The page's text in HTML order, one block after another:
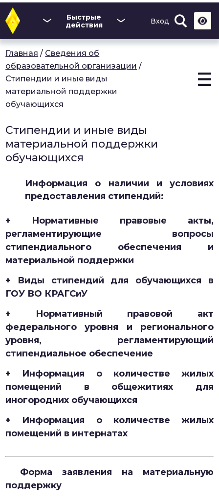
Перейти
основному
содержанию
Быстрые
действия
Вход
Главная / Сведения об
образовательной организации /
Стипендии и иные виды
материальной поддержки
обучающихся
Стипендии и иные виды
материальной поддержки
обучающихся
Информация о наличии и условиях
предоставления стипендий:
+ Нормативные правовые акты,
регламентирующие вопросы
стипендиального обеспечения и
материальной поддержки
+ Виды стипендий для обучающихся в
ГОУ ВО КРАГСиУ
+ Нормативный правовой акт
федерального уровня и регионального
уровня, регламентирующий
стипендиальное обеспечение
+ Информация о количестве жилых
помещений в общежитиях для
иногородних обучающихся
+ Информация о количестве жилых
помещений в интернатах
Форма заявления на материальную
поддержку